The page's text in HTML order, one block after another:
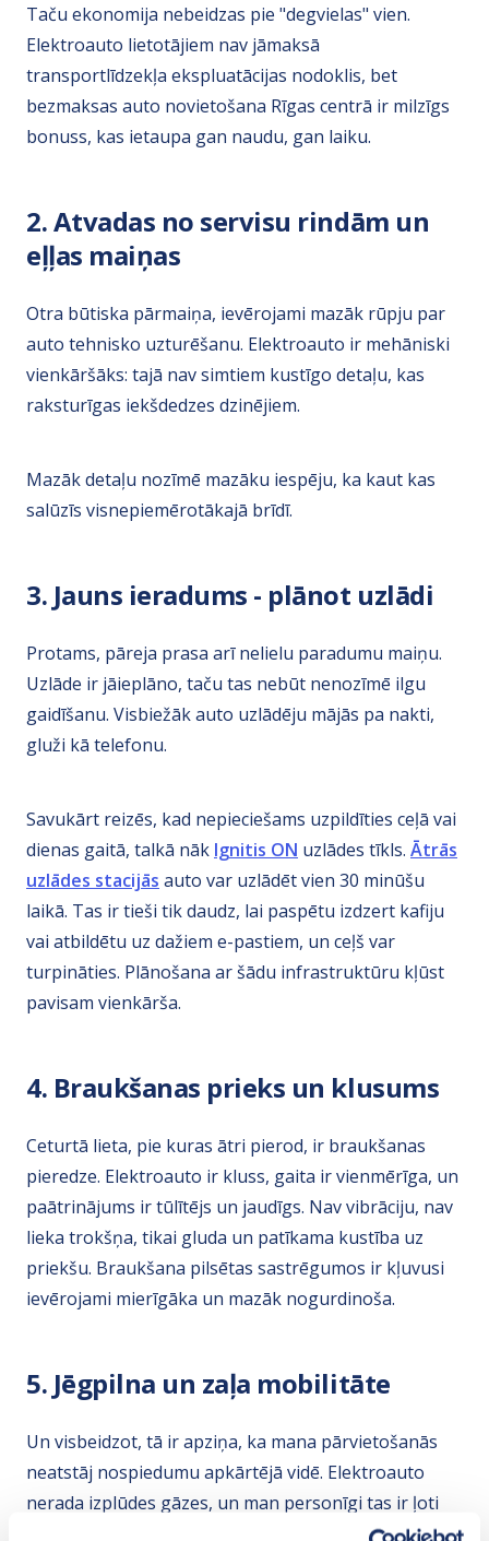
Taču ekonomija nebeidzas pie "degvielas" vien.
Elektroauto lietotājiem nav jāmaksā
transportlīdzekļa ekspluatācijas nodoklis, bet
bezmaksas auto novietošana Rīgas centrā ir milzīgs
bonuss, kas ietaupa gan naudu, gan laiku.
2. Atvadas no servisu rindām un
eļļas maiņas
Otra būtiska pārmaiņa, ievērojami mazāk rūpju par
auto tehnisko uzturēšanu. Elektroauto ir mehāniski
vienkāršāks: tajā nav simtiem kustīgo detaļu, kas
raksturīgas iekšdedzes dzinējiem.
Mazāk detaļu nozīmē mazāku iespēju, ka kaut kas
salūzīs visnepiemērotākajā brīdī.
3. Jauns ieradums - plānot uzlādi
Protams, pāreja prasa arī nelielu paradumu maiņu.
Uzlāde ir jāieplāno, taču tas nebūt nenozīmē ilgu
gaidīšanu. Visbiežāk auto uzlādēju mājās pa nakti,
gluži kā telefonu.
Savukārt reizēs, kad nepieciešams uzpildīties ceļā vai
dienas gaitā, talkā nāk Ignitis ON uzlādes tīkls. Ātrās
uzlādes stacijās auto var uzlādēt vien 30 minūšu
laikā. Tas ir tieši tik daudz, lai paspētu izdzert kafiju
vai atbildētu uz dažiem e-pastiem, un ceļš var
turpināties. Plānošana ar šādu infrastruktūru kļūst
pavisam vienkārša.
4. Braukšanas prieks un klusums
Ceturtā lieta, pie kuras ātri pierod, ir braukšanas
pieredze. Elektroauto ir kluss, gaita ir vienmērīga, un
paātrinājums ir tūlītējs un jaudīgs. Nav vibrāciju, nav
lieka trokšņa, tikai gluda un patīkama kustība uz
priekšu. Braukšana pilsētas sastrēgumos ir kļuvusi
ievērojami mierīgāka un mazāk nogurdinoša.
5. Jēgpilna un zaļa mobilitāte
Un visbeidzot, tā ir apziņa, ka mana pārvietošanās
neatstāj nospiedumu apkārtējā vidē. Elektroauto
nerada izplūdes gāzes, un man personīgi tas ir ļoti